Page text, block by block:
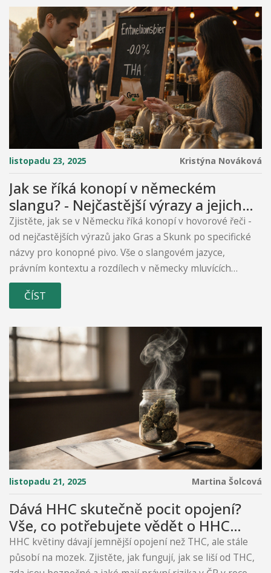
listopadu 23, 2025 Kristýna Nováková
Jak se říká konopí v německém
slangu? - Nejčastější výrazy a jejich
kontext
Zjistěte, jak se v Německu říká konopí v hovorové řeči -
od nejčastějších výrazů jako Gras a Skunk po specifické
názvy pro konopné pivo. Vše o slangovém jazyce,
právním kontextu a rozdílech v německy mluvících
zemích.
ČÍST
listopadu 21, 2025 Martina Šolcová
Dává HHC skutečně pocit opojení?
Vše, co potřebujete vědět o HHC
květinách
HHC květiny dávají jemnější opojení než THC, ale stále
působí na mozek. Zjistěte, jak fungují, jak se liší od THC,